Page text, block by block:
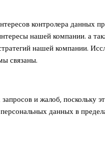
контролера данных
нашей компании. а
нашей компании.
связаны.
и жалоб, поскольку
данных в